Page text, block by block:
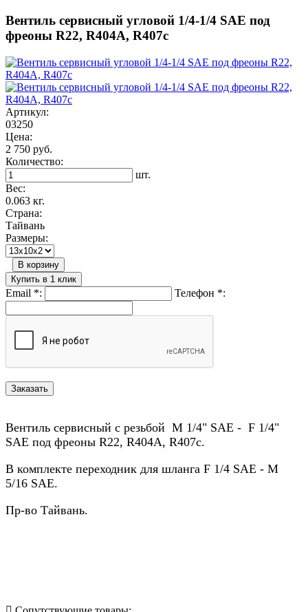
Вентиль сервисный угловой 1/4-1/4 SAE под
фреоны R22, R404A, R407c
Артикул:
03250
Цена:
2 750 руб.
Количество:
шт.
Вес:
0.063 кг.
Страна:
Тайвань
Размеры:
В корзину
Купить в 1 клик
Email *: Телефон *:
Вентиль сервисный с резьбой M 1/4" SAE - F 1/4"
SAE под фреоны R22, R404A, R407c.
В комплекте переходник для шланга F 1/4 SAE - M
5/16 SAE.
Пр-во Тайвань.